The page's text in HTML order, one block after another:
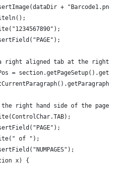
+
right aligned tab at the right
=
right hand side of the page
of ");
x) {